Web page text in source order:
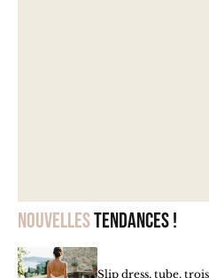
Nouvellestendances !
Slip dress, tube,